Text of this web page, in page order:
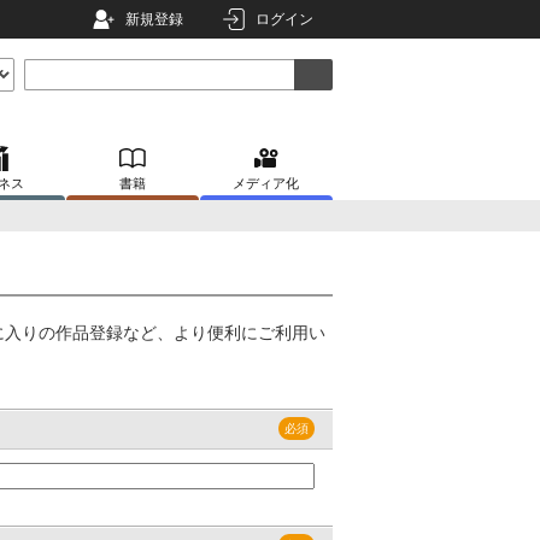
新規登録 ログイン
ス 書籍 メディア化
りの作品登録など、より便利にご利用い